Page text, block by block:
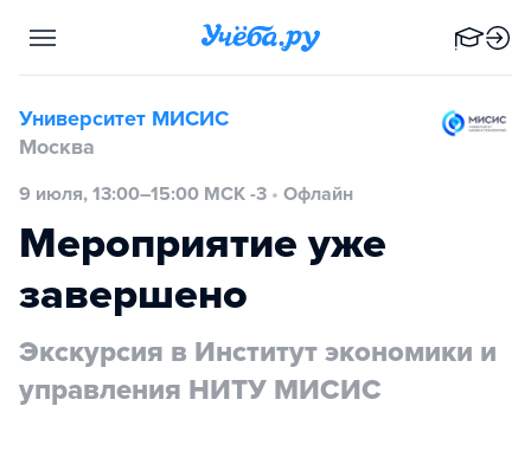
Университет МИСИС
Москва
9 июля, 13:00–15:00 МСК -3 • Офлайн
Мероприятие уже
завершено
Экскурсия в Институт экономики и
управления НИТУ МИСИС